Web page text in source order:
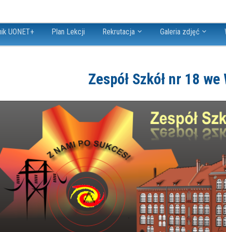
UONET+ Plan Lekcji Rekrutacja Galeria zdjęć
Zespół Szkół nr 18 we